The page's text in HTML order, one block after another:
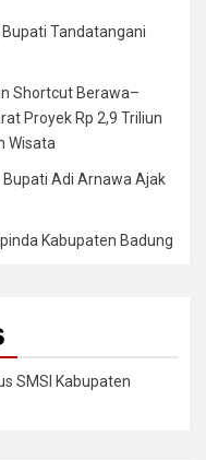
Tandatangani
Shortcut Berawa–
Proyek Rp 2,9 Triliun
Wisata
Bupati Adi Arnawa Ajak
Kabupaten Badung
SMSI Kabupaten